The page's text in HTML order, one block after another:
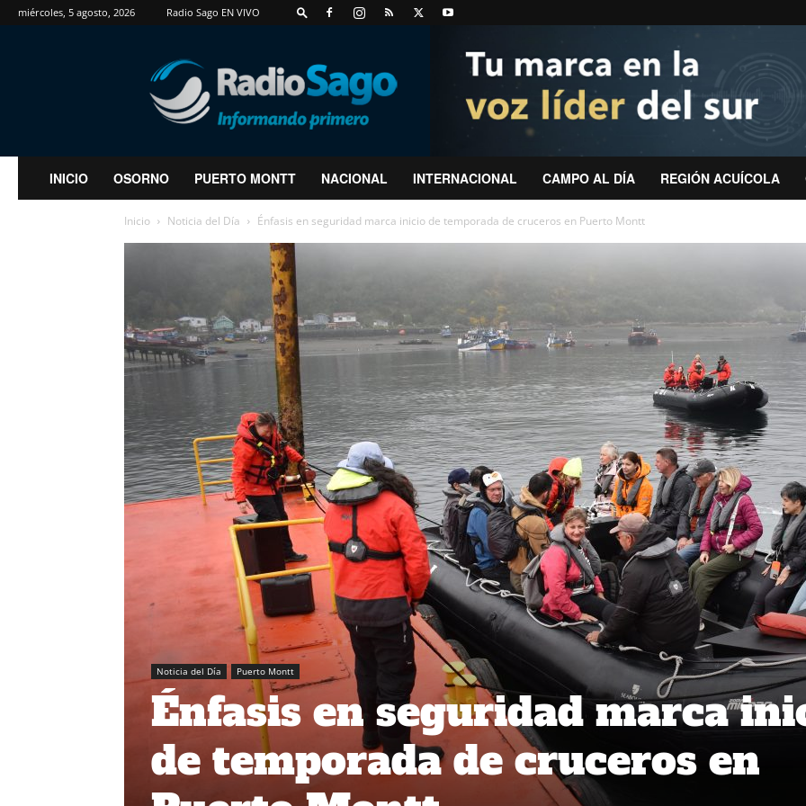
miércoles, 5 agosto, 2026 Radio Sago EN VIVO
RadioSago
INICIO OSORNO PUERTO MONTT NACIONAL INTERNACIONAL CAMPO AL DÍA REGIÓN ACUÍCOLA
Inicio Noticia del Día Énfasis en seguridad marca inicio de temporada de cruceros en Puerto Montt
Noticia del Día Puerto Montt
Énfasis en seguridad marca
de temporada de cruceros en